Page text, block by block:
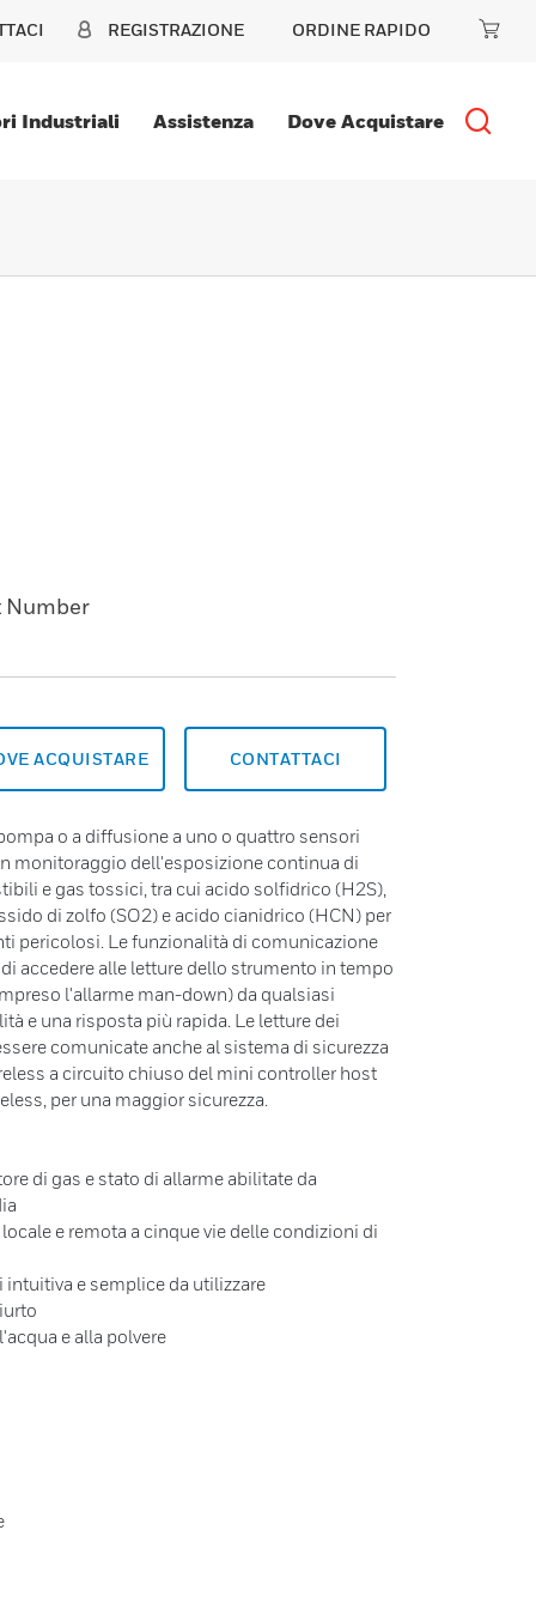
REGISTRAZIONE ORDINE RAPIDO
Industriali Assistenza Dove Acquistare
Number
ACQUISTARE CONTATTACI
o a diffusione a uno o quattro sensori
monitoraggio dell'esposizione continua di
e gas tossici, tra cui acido solfidrico (H2S),
di zolfo (SO2) e acido cianidrico (HCN) per
pericolosi. Le funzionalità di comunicazione
accedere alle letture dello strumento in tempo
l'allarme man-down) da qualsiasi
e una risposta più rapida. Le letture dei
comunicate anche al sistema di sicurezza
a circuito chiuso del mini controller host
per una maggior sicurezza.
di gas e stato di allarme abilitate da
e remota a cinque vie delle condizioni di
intuitiva e semplice da utilizzare
e alla polvere